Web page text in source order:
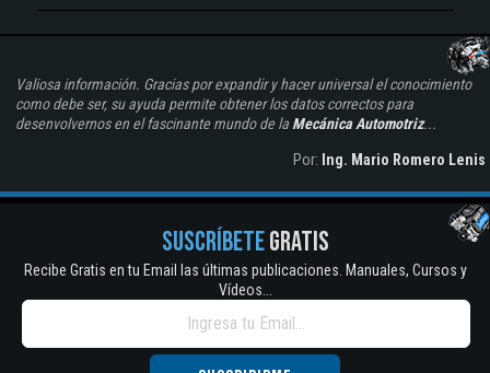
Valiosa información. Gracias por expandir y hacer universal el conocimiento
como debe ser, su ayuda permite obtener los datos correctos para
desenvolvernos en el fascinante mundo de la Mecánica Automotriz...
Por: Ing. Mario Romero Lenis
SUSCRÍBETEGRATIS
Recibe Gratis en tu Email las últimas publicaciones. Manuales, Cursos y
Vídeos...